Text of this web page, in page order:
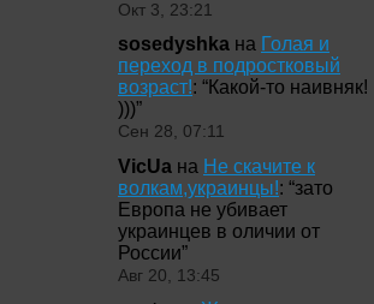
Окт 3, 23:21
sosedyshka на Голая и
переход в подростковый
возраст!: “Какой-то наивняк!
)))”
Сен 28, 07:11
VicUa на Не скачите к
волкам,украинцы!: “зато
Европа не убивает
украинцев в оличии от
России”
Авг 20, 13:45